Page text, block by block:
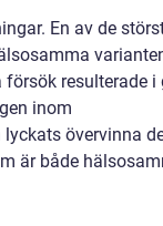
En av de
resulterade i
inom
övervinna
är både